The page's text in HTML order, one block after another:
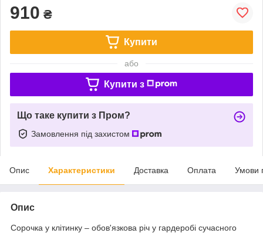
910 ₴
Купити
або
Купити з
Що таке купити з Пром?
Замовлення під захистом
Опис Характеристики Доставка Оплата Умови
Опис
Сорочка у клітинку – обов'язкова річ у гардеробі сучасного